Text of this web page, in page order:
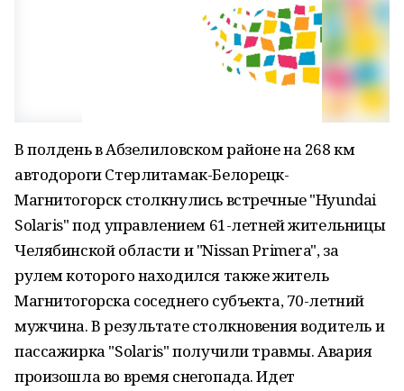
В полдень в Абзелиловском районе на 268 км
автодороги Стерлитамак-Белорецк-
Магнитогорск столкнулись встречные "Hyundai
Solaris" под управлением 61-летней жительницы
Челябинской области и "Nissan Primera", за
рулем которого находился также житель
Магнитогорска соседнего субъекта, 70-летний
мужчина. В результате столкновения водитель и
пассажирка "Solaris" получили травмы. Авария
произошла во время снегопада. Идет